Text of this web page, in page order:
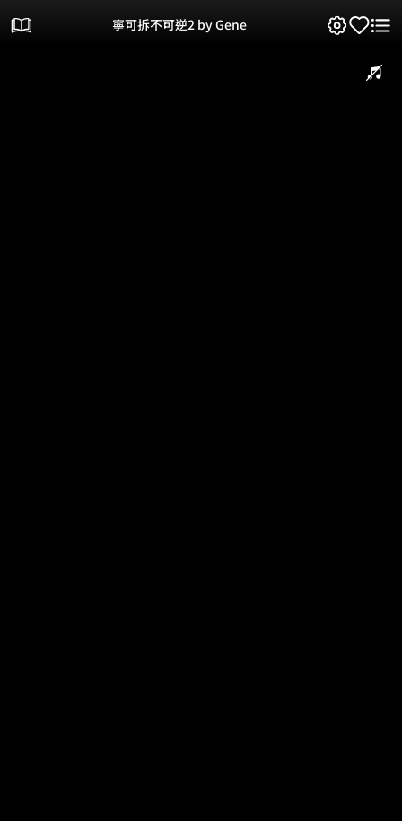
寧可拆不可逆2 by Gene